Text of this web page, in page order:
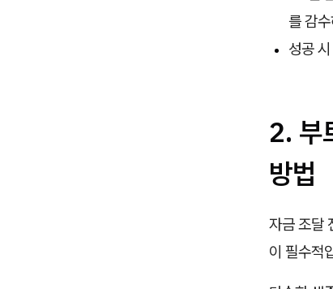
를 감
성공
2. 부
방법
자금 조달
이 필수적